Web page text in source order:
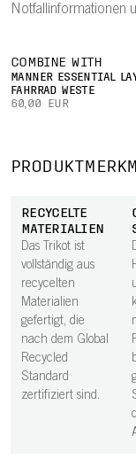
Notfallinformationen
COMBINE WITH
MÄNNER ESSENTIAL
FAHRRAD WESTE
60,00 EUR
RECYCELTE
MATERIALIEN
Das Trikot ist
vollständig aus
recycelten
Materialien
gefertigt, die
nach dem Global
Recycled
Standard
zertifiziert sind.